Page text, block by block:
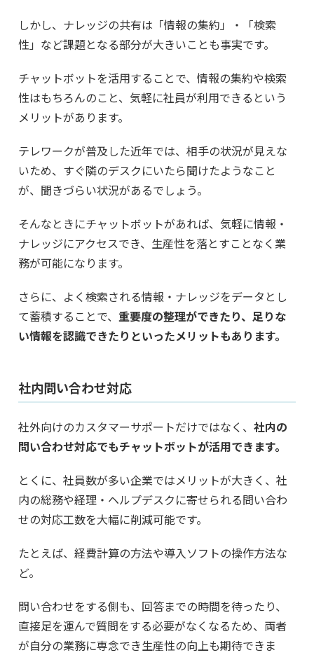
しかし、ナレッジの共有は「情報の集約」・「検索
性」など課題となる部分が大きいことも事実です。
チャットボットを活用することで、情報の集約や検索
性はもちろんのこと、気軽に社員が利用できるという
メリットがあります。
テレワークが普及した近年では、相手の状況が見えな
いため、すぐ隣のデスクにいたら聞けたようなこと
が、聞きづらい状況があるでしょう。
そんなときにチャットボットがあれば、気軽に情報・
ナレッジにアクセスでき、生産性を落とすことなく業
務が可能になります。
さらに、よく検索される情報・ナレッジをデータとし
て蓄積することで、 重要度の整理ができたり、足りな
い情報を認識できたりといったメリットもあります。
社内問い合わせ対応
社外向けのカスタマーサポートだけではなく、 社内の
問い合わせ対応でもチャットボットが活用できます。
とくに、社員数が多い企業ではメリットが大きく、社
内の総務や経理・ヘルプデスクに寄せられる問い合わ
せの対応工数を大幅に削減可能です。
たとえば、経費計算の方法や導入ソフトの操作方法な
ど。
問い合わせをする側も、回答までの時間を待ったり、
直接足を運んで質問をする必要がなくなるため、両者
が自分の業務に専念でき生産性の向上も期待できま